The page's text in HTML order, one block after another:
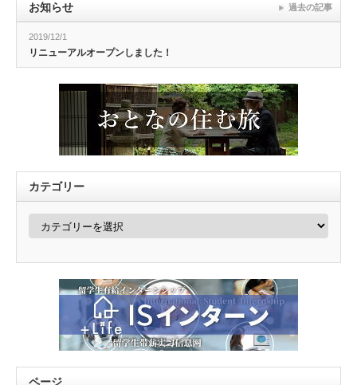
お知らせ
2019/12/1
リニューアルオープンしました！
過去の記事
カテゴリー
カ
ー
ページ